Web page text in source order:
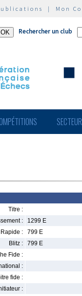
| Mon
Rechercher un club
Titre :
:
1299 E
Rapide :
799 E
Blitz :
799 E
Fide :
:
fide :
: